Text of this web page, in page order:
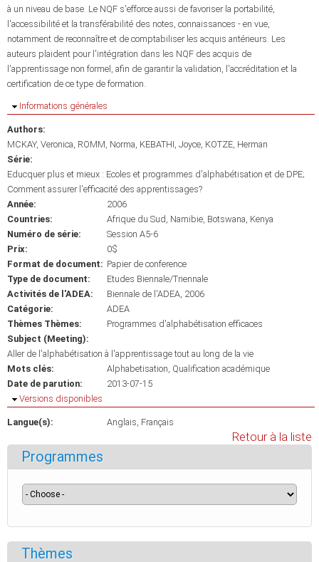
à un niveau de base. Le NQF s'efforce aussi de favoriser la portabilité,
l'accessibilité et la transférabilité des notes, connaissances - en vue,
notamment de reconnaître et de comptabiliser les acquis antérieurs. Les
auteurs plaident pour l'intégration dans les NQF des acquis de
l'apprentissage non formel, afin de garantir la validation, l'accréditation et la
certification de ce type de formation.
Masquer
Informations générales
Authors:
MCKAY, Veronica ROMM, Norma KEBATHI, Joyce KOTZE, Herman
Série:
Educquer plus et mieux : Ecoles et programmes d'alphabétisation et de DPE;
Comment assurer l'efficacité des apprentissages?
Année:
2006
Countries:
Afrique du Sud Namibie Botswana Kenya
Numéro de série:
Session A5-6
Prix:
0$
Format de document: Papier de conference
Type de document:
Etudes Biennale/Triennale
Activités de l'ADEA:
Biennale de l'ADEA, 2006
Catégorie:
ADEA
Thèmes Thèmes:
Programmes d'alphabétisation efficaces
Subject (Meeting):
Aller de l'alphabétisation à l'apprentissage tout au long de la vie
Mots clés:
Alphabetisation Qualification académique
Date de parution:
2013-07-15
Masquer
Versions disponibles
Langue(s): Anglais Français
Retour à la liste
Programmes
Thèmes